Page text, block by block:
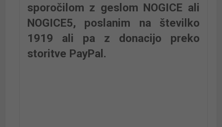
sporočilom z geslom NOGICE ali
NOGICE5, poslanim na številko
1919 ali pa z donacijo preko
storitve PayPal.